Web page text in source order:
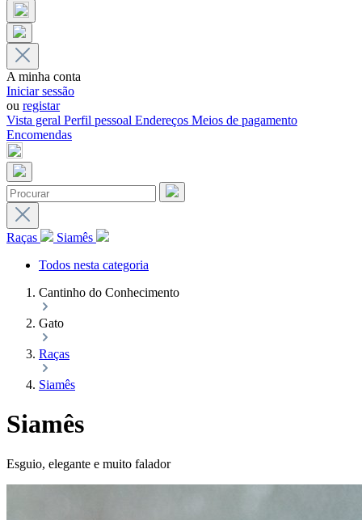
A minha conta
Iniciar sessão
ou registar
Vista geral Perfil pessoal Endereços Meios de pagamento
Encomendas
Raças
Siamês
Todos nesta categoria
Cantinho do Conhecimento
Gato
Raças
Siamês
Siamês
Esguio, elegante e muito falador